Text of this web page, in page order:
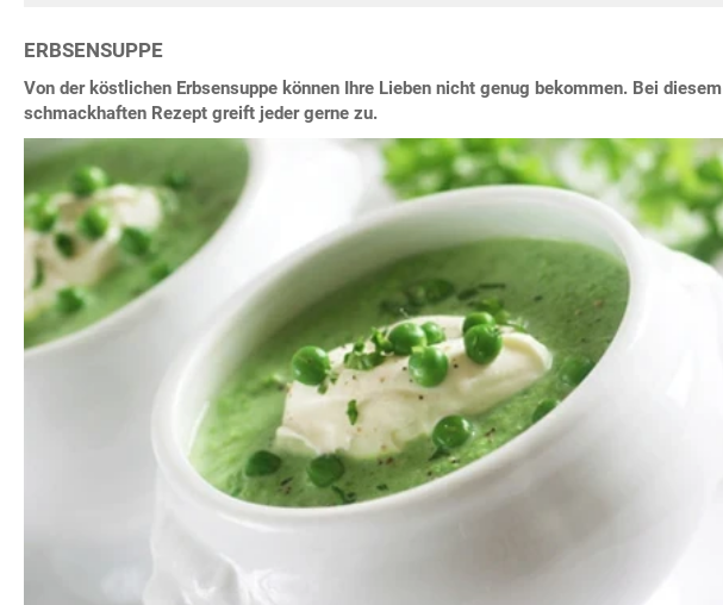
ERBSENSUPPE
Von der köstlichen Erbsensuppe können Ihre Lieben nicht genug bekommen. Bei diesem
schmackhaften Rezept greift jeder gerne zu.